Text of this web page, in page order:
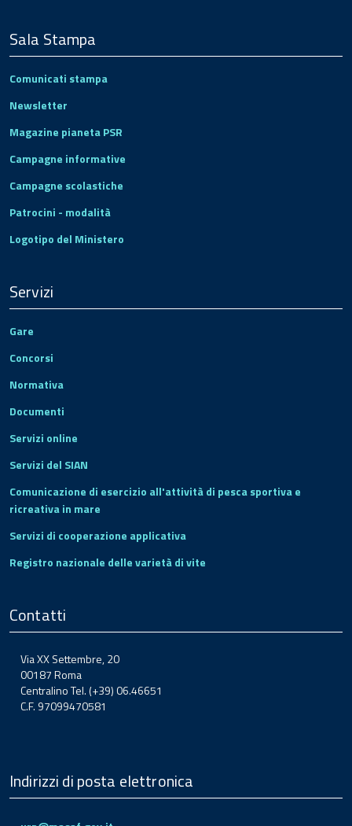
Sala Stampa
Comunicati stampa
Newsletter
Magazine pianeta PSR
Campagne informative
Campagne scolastiche
Patrocini - modalità
Logotipo del Ministero
Servizi
Gare
Concorsi
Normativa
Documenti
Servizi online
Servizi del SIAN
Comunicazione di esercizio all'attività di pesca sportiva e
ricreativa in mare
Servizi di cooperazione applicativa
Registro nazionale delle varietà di vite
Contatti
Via XX Settembre, 20
00187 Roma
Centralino Tel. (+39) 06.46651
C.F. 97099470581
Indirizzi di posta elettronica